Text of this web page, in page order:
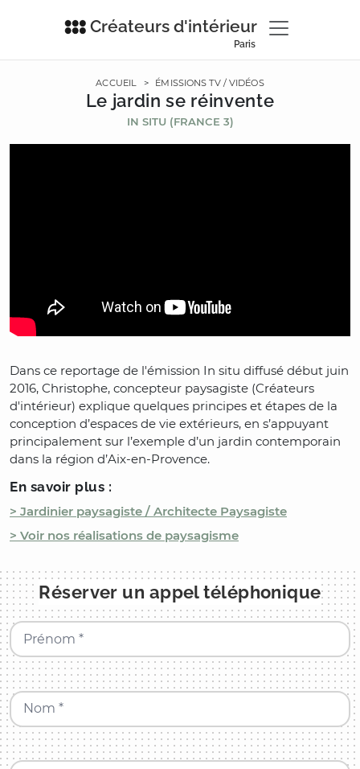
Créateurs d'intérieur
Paris
ACCUEIL > ÉMISSIONS TV / VIDÉOS
Le jardin se réinvente
IN SITU (FRANCE 3)
Dans ce reportage de l'émission In situ diffusé début juin
2016, Christophe, concepteur paysagiste (Créateurs
d'intérieur) explique quelques principes et étapes de la
conception d’espaces de vie extérieurs, en s’appuyant
principalement sur l’exemple d’un jardin contemporain
dans la région d’Aix-en-Provence.
En savoir plus :
> Jardinier paysagiste / Architecte Paysagiste
> Voir nos réalisations de paysagisme
Réserver un appel téléphonique
Prénom *
Nom *